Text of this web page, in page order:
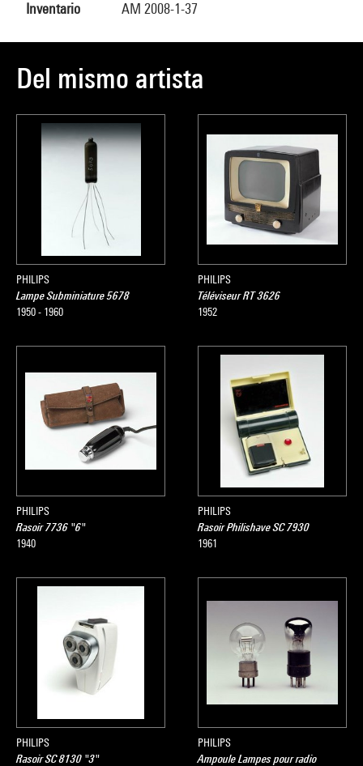
Inventario AM 2008-1-37
Del mismo artista
PHILIPS
Lampe Subminiature 5678
1950 - 1960
PHILIPS
Téléviseur RT 3626
1952
PHILIPS
Rasoir 7736 "6"
1940
PHILIPS
Rasoir Philishave SC 7930
1961
PHILIPS
Rasoir SC 8130 "3"
PHILIPS
Ampoule Lampes pour radio